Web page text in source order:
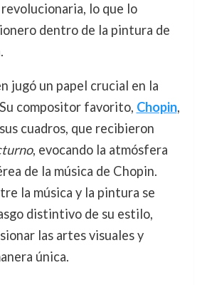
lo que lo
dentro de la pintura de
jugó un papel crucial en la
compositor favorito, Chopin,
cuadros, que recibieron
, evocando la atmósfera
de la música de Chopin.
la música y la pintura se
distintivo de su estilo,
las artes visuales y
única.